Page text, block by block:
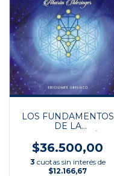
LOS FUNDAMENTOS
DE LA
CABALÍSTICA
$36.500,00
3 cuotas sin interés de
$12.166,67